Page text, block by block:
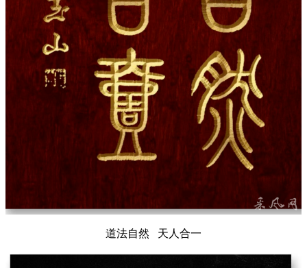
道法自然 天人合一